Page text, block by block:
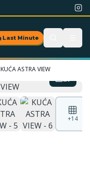
Last Minute
KUĆA ASTRA VIEW
20
+14